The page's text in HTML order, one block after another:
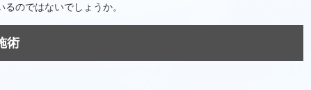
のではないでしょうか。
術